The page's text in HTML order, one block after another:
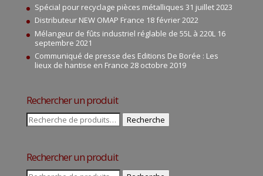
Spécial pour recyclage pièces métalliques 31 juillet 2023
Distributeur NEW OMAP France 18 février 2022
Mélangeur de fûts industriel réglable de 55L à 220L 16
septembre 2021
Communiqué de presse des Editions De Borée : Les
lieux de hantise en France 28 octobre 2019
Rechercher un produit
Recherche
pour :
Recherche
Rechercher un produit
Recherche